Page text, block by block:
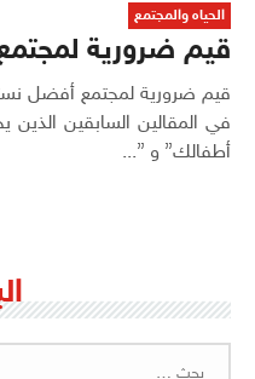
الحياه والمجتمع
قيم ضرورية
قيم ضرورية لمجتمع أفضل
في المقالين السابقين
أطفالك” و ”...